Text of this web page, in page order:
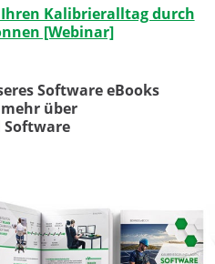
Ihren Kalibrieralltag durch
[Webinar]
Software eBooks
über